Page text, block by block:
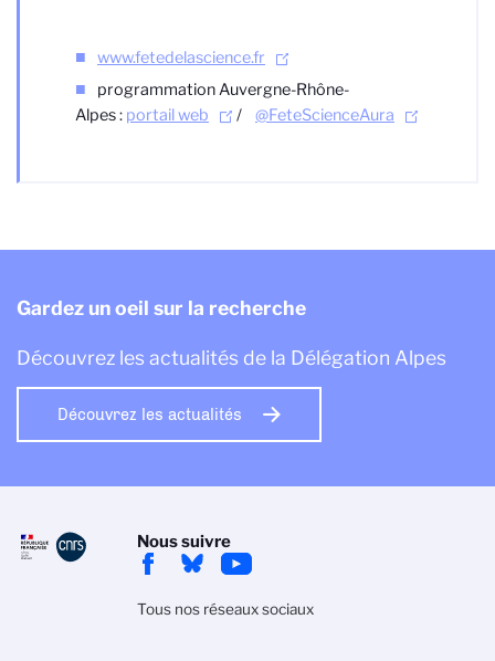
www.fetedelascience.fr
programmation Auvergne-Rhône-
Alpes : portail web / @FeteScienceAura
Gardez un oeil sur la recherche
Découvrez les actualités de la Délégation Alpes
Découvrez les actualités
Nous suivre
Tous nos réseaux sociaux